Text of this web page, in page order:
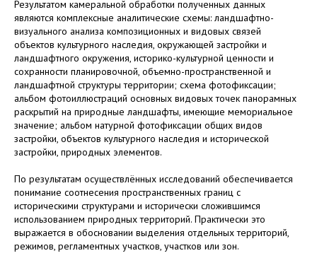
Результатом камеральной обработки полученных данных
являются комплексные аналитические схемы: ландшафтно-
визуального анализа композиционных и видовых связей
объектов культурного наследия, окружающей застройки и
ландшафтного окружения, историко-культурной ценности и
сохранности планировочной, объемно-пространственной и
ландшафтной структуры территории; схема фотофиксации;
альбом фотоиллюстраций основных видовых точек панорамных
раскрытий на природные ландшафты, имеющие мемориальное
значение; альбом натурной фотофиксации общих видов
застройки, объектов культурного наследия и исторической
застройки, природных элементов.
По результатам осуществлённых исследований обеспечивается
понимание соотнесения пространственных границ с
историческими структурами и исторически сложившимся
использованием природных территорий. Практически это
выражается в обосновании выделения отдельных территорий,
режимов, регламентных участков, участков или зон.